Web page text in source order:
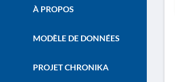
À PROPOS
MODÈLE DE DONNÉES
PROJET CHRONIKA